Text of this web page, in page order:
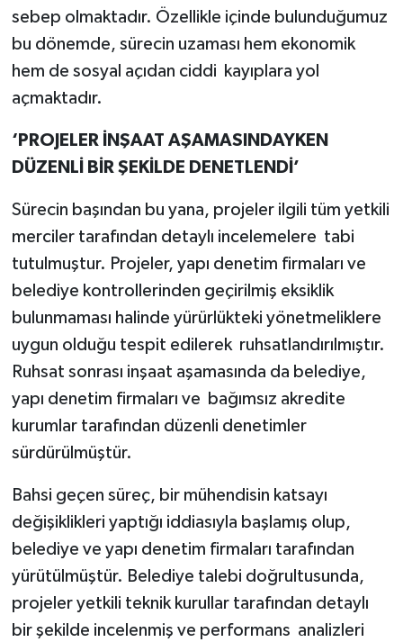
sebep olmaktadır. Özellikle içinde bulunduğumuz
bu dönemde, sürecin uzaması hem ekonomik
hem de sosyal açıdan ciddi kayıplara yol
açmaktadır.
‘PROJELER İNŞAAT AŞAMASINDAYKEN
DÜZENLİ BİR ŞEKİLDE DENETLENDİ’
Sürecin başından bu yana, projeler ilgili tüm yetkili
merciler tarafından detaylı incelemelere tabi
tutulmuştur. Projeler, yapı denetim firmaları ve
belediye kontrollerinden geçirilmiş eksiklik
bulunmaması halinde yürürlükteki yönetmeliklere
uygun olduğu tespit edilerek ruhsatlandırılmıştır.
Ruhsat sonrası inşaat aşamasında da belediye,
yapı denetim firmaları ve bağımsız akredite
kurumlar tarafından düzenli denetimler
sürdürülmüştür.
Bahsi geçen süreç, bir mühendisin katsayı
değişiklikleri yaptığı iddiasıyla başlamış olup,
belediye ve yapı denetim firmaları tarafından
yürütülmüştür. Belediye talebi doğrultusunda,
projeler yetkili teknik kurullar tarafından detaylı
bir şekilde incelenmiş ve performans analizleri